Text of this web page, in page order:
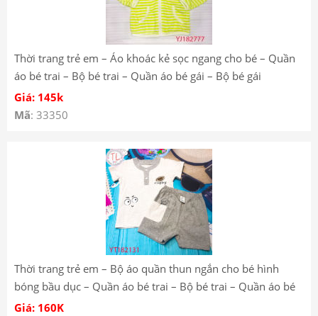
Thời trang trẻ em – Áo khoác kẻ sọc ngang cho bé – Quần
áo bé trai – Bộ bé trai – Quần áo bé gái – Bộ bé gái
YJ182777 YJ182736
Giá: 145k
Mã: 33350
Thời trang trẻ em – Bộ áo quần thun ngắn cho bé hình
bóng bầu dục – Quần áo bé trai – Bộ bé trai – Quần áo bé
gái – Bộ bé gái YT182131
Giá: 160K